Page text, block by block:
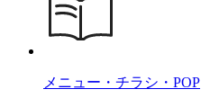
メニュー・チラシ・POP